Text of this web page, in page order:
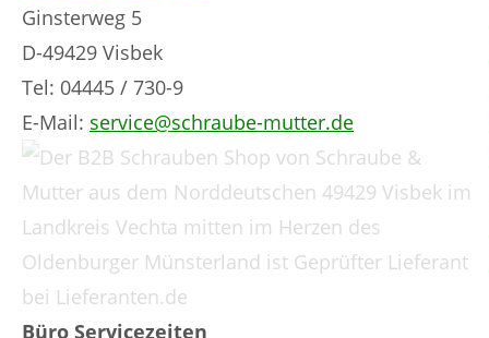
Ginsterweg 5
D-49429 Visbek
Tel: 04445 / 730-9
E-Mail: service@schraube-mutter.de
Büro Servicezeiten